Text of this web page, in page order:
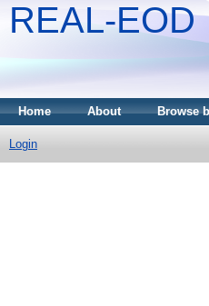
REAL-EOD
Home About Browse
Login